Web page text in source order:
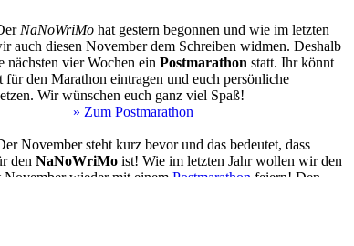
NaNoWriMo hat gestern begonnen und wie im letzten
auch diesen November dem Schreiben widmen. Deshalb
nächsten vier Wochen ein Postmarathon statt. Ihr könnt
für den Marathon eintragen und euch persönliche
Wir wünschen euch ganz viel Spaß!
» Zum Postmarathon
November steht kurz bevor und das bedeutet, dass
den NaNoWriMo ist! Wie im letzten Jahr wollen wir den
November wieder mit einem Postmarathon feiern! Den